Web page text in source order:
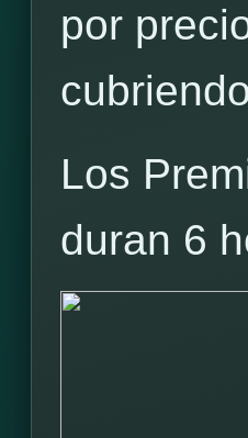
por
Los
duran 6